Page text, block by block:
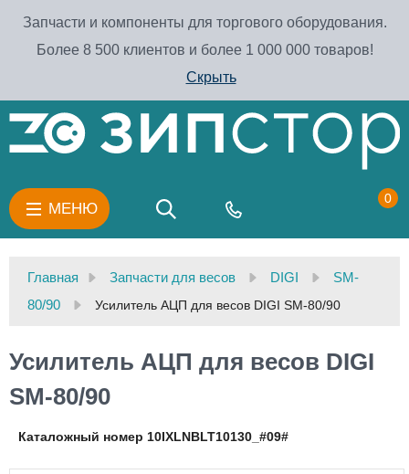
Запчасти и компоненты для торгового оборудования.
Более 8 500 клиентов и более 1 000 000 товаров!
Скрыть
МЕНЮ
0
Главная Запчасти для весов DIGI
SM-
80/90
Усилитель АЦП для весов DIGI SM-80/90
Усилитель АЦП для весов DIGI
SM-80/90
Каталожный номер 10IXLNBLT10130_#09#